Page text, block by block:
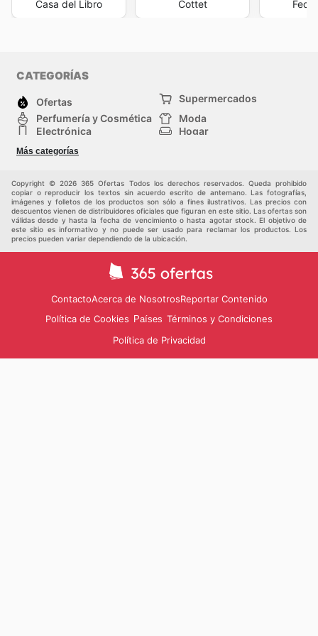
La Traca flyers
asegura que siempre haya
planificar sus compras de manera más efectiva,
valor. La disponibilidad de
La Traca sales this week
las promociones que se anuncian en cada
son un testimonio de nuestro compromiso con la
asequibles y de calidad. Estar al tanto de estas ofertas
el acceso a una mayor variedad de productos,
enriqueciendo la experiencia de compra. Visita La
Traca's website today to explore the best deals and
start saving now.
Casa del Libro Cottet
CATEGORÍAS
Ofertas
Supermercados
Perfumería y Cosmética
Moda
Electrónica
Hogar
Deporte
Juguetes y bebés
Más categorías
Copyright © 2026 365 Ofertas Todos los derechos reservados. Queda prohibido
copiar o reproducir los textos sin acuerdo escrito de antemano. Las fotografías,
imágenes y folletos de los productos son sólo a fines ilustrativos. Las precios con
descuentos vienen de distribuidores oficiales que figuran en este sitio. Las ofertas son
válidas desde y hasta la fecha de vencimiento o hasta agotar stock. El objetivo de
este sitio es informativo y no puede ser usado para reclamar los productos. Los
precios pueden variar dependiendo de la ubicación.
ContactoAcerca de NosotrosReportar Contenido
Política de Cookies Países Términos y Condiciones
Política de Privacidad